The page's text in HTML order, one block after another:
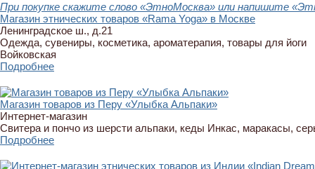
При покупке скажите слово «ЭтноМосква» или напишите
Магазин этнических товаров «Rama Yoga» в Москве
Ленинградское ш., д.21
Одежда, сувениры, косметика, ароматерапия, товары для йоги
Войковская
Подробнее
Магазин товаров из Перу «Улыбка Альпаки»
Интернет-магазин
Свитера и пончо из шерсти альпаки, кеды Инкас, маракасы,
Подробнее